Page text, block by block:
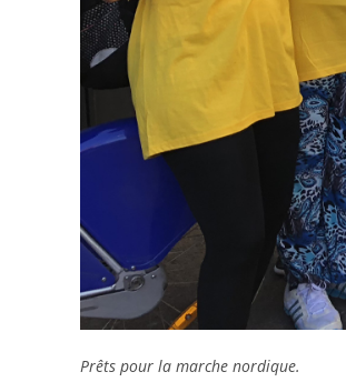
Prêts pour la marche nordique.